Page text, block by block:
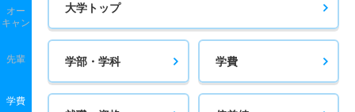
オー
キャン
先輩
学費
大学トップ
学部・学科 学費